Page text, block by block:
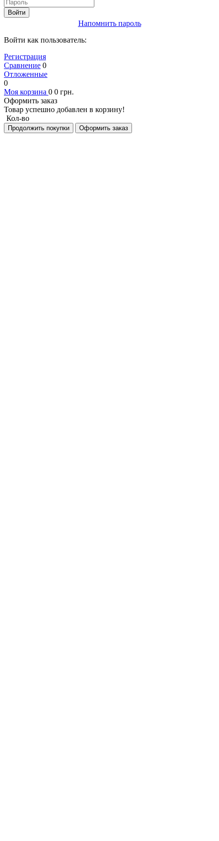
Войти
Напомнить пароль
Войти как пользователь:
Регистрация
Сравнение 0
Отложенные
0
Моя корзина 0 0 грн.
Оформить заказ
Товар успешно добавлен в корзину!
Кол-во
Продолжить покупки Оформить заказ